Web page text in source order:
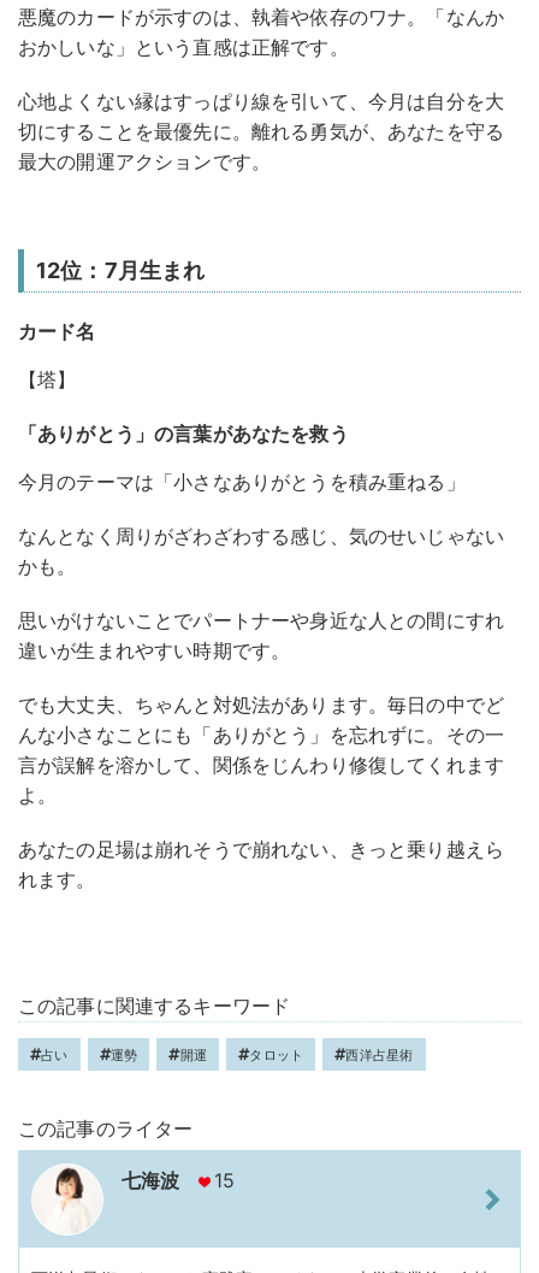
悪魔のカードが示すのは、執着や依存のワナ。「なんか
おかしいな」という直感は正解です。
心地よくない縁はすっぱり線を引いて、今月は自分を大
切にすることを最優先に。離れる勇気が、あなたを守る
最大の開運アクションです。
12位：7月生まれ
カード名
【塔】
「ありがとう」の言葉があなたを救う
今月のテーマは「小さなありがとうを積み重ねる」
なんとなく周りがざわざわする感じ、気のせいじゃない
かも。
思いがけないことでパートナーや身近な人との間にすれ
違いが生まれやすい時期です。
でも大丈夫、ちゃんと対処法があります。毎日の中でど
んな小さなことにも「ありがとう」を忘れずに。その一
言が誤解を溶かして、関係をじんわり修復してくれます
よ。
あなたの足場は崩れそうで崩れない、きっと乗り越えら
れます。
この記事に関連するキーワード
占い 運勢 開運 タロット 西洋占星術
この記事のライター
七海波 15